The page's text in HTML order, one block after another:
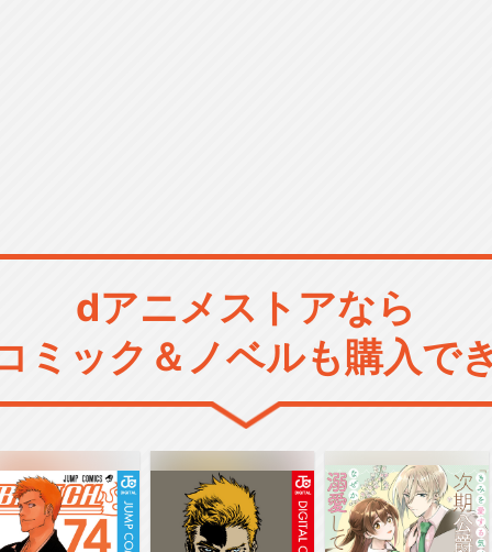
dアニメストアなら
ミック＆ノベルも購入で